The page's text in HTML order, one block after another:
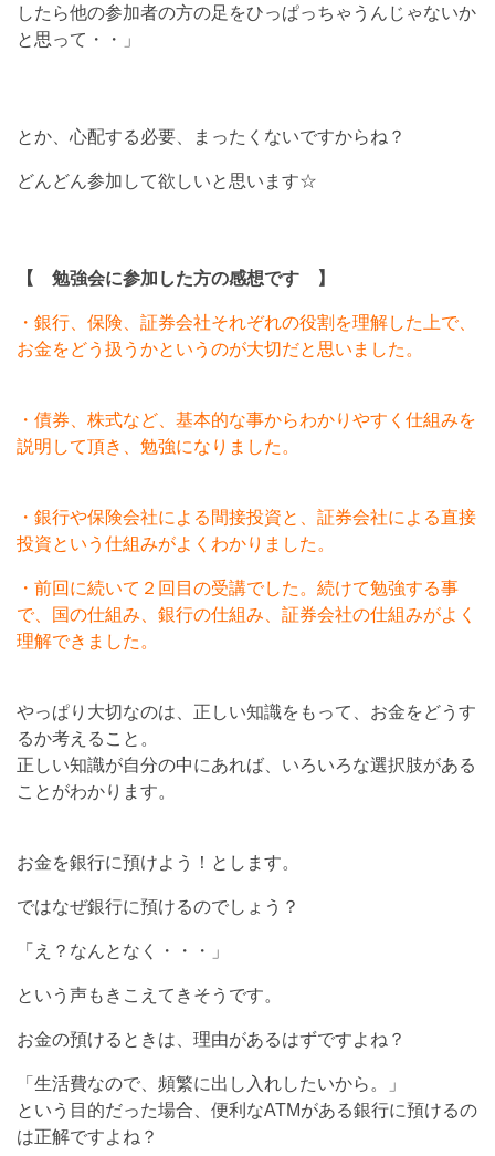
したら他の参加者の方の足をひっぱっちゃうんじゃないか
と思って・・」
とか、心配する必要、まったくないですからね？
どんどん参加して欲しいと思います☆
【 勉強会に参加した方の感想です 】
・銀行、保険、証券会社それぞれの役割を理解した上で、
お金をどう扱うかというのが大切だと思いました。
・債券、株式など、基本的な事からわかりやすく仕組みを
説明して頂き、勉強になりました。
・銀行や保険会社による間接投資と、証券会社による直接
投資という仕組みがよくわかりました。
・前回に続いて２回目の受講でした。続けて勉強する事
で、国の仕組み、銀行の仕組み、証券会社の仕組みがよく
理解できました。
やっぱり大切なのは、正しい知識をもって、お金をどうす
るか考えること。
正しい知識が自分の中にあれば、いろいろな選択肢がある
ことがわかります。
お金を銀行に預けよう！とします。
ではなぜ銀行に預けるのでしょう？
「え？なんとなく・・・」
という声もきこえてきそうです。
お金の預けるときは、理由があるはずですよね？
「生活費なので、頻繁に出し入れしたいから。」
という目的だった場合、便利なATMがある銀行に預けるの
は正解ですよね？